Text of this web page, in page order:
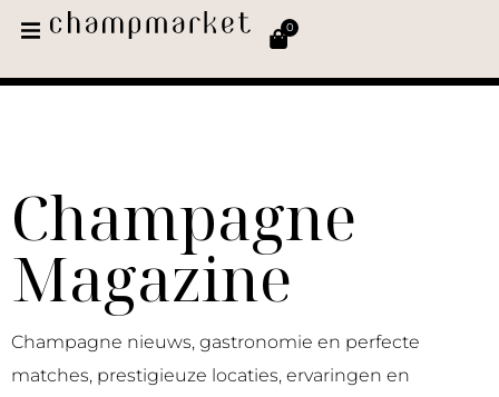
0
Champagne
Magazine
Champagne nieuws, gastronomie en perfecte
matches, prestigieuze locaties, ervaringen en